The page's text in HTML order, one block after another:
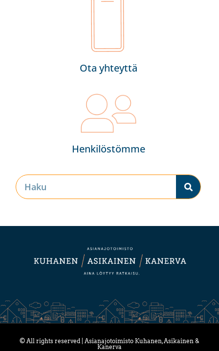
Ota yhteyttä
Henkilöstömme
© All rights reserved | Asianajotoimisto Kuhanen, Asikainen &
Kanerva